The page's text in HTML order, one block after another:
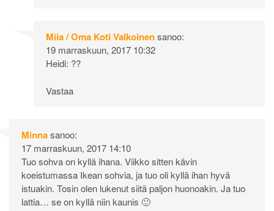
Miia / Oma Koti Valkoinensanoo:
19 marraskuun, 2017 10:32
Heidi: ??
Vastaa
Minnasanoo:
17 marraskuun, 2017 14:10
Tuo sohva on kyllä ihana. Viikko sitten kävin
koeistumassa Ikean sohvia, ja tuo oli kyllä ihan hyvä
istuakin. Tosin olen lukenut siitä paljon huonoakin. Ja tuo
lattia… se on kyllä niin kaunis 🙂